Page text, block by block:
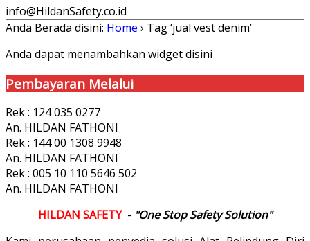
info@HildanSafety.co.id
Anda Berada disini: Home › Tag ‘jual vest denim’
Anda dapat menambahkan widget disini
Pembayaran Melalui
Rek : 124 035 0277
An. HILDAN FATHONI
Rek : 144 00 1308 9948
An. HILDAN FATHONI
Rek : 005 10 110 5646 502
An. HILDAN FATHONI
HILDAN SAFETY- "One Stop Safety Solution"